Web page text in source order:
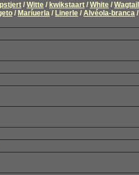
/ Witte / kwikstaart / White / Wagtail
/ Maríuerla / Linerle / Alvéola-branca /